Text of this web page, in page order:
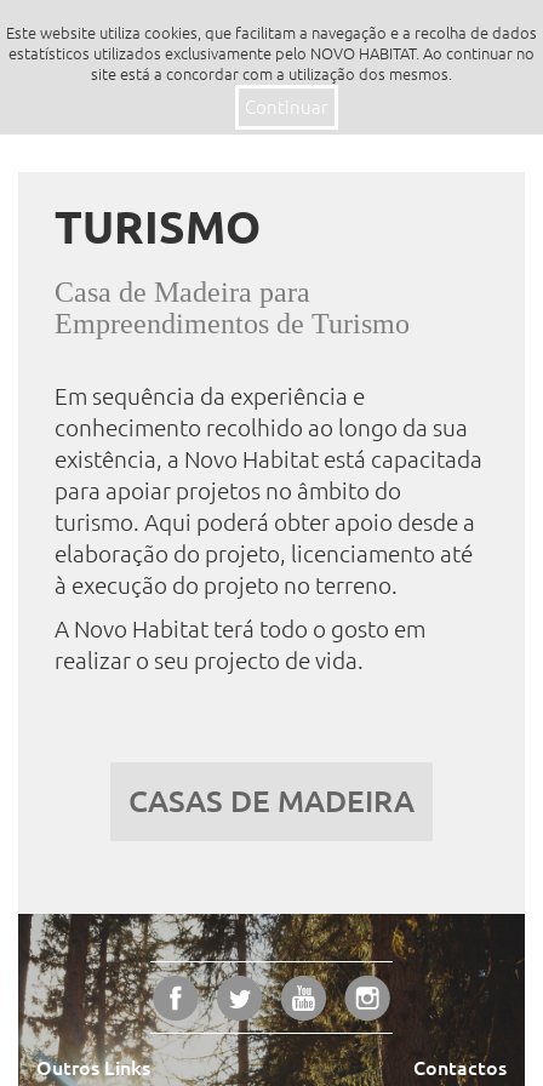
Toggle
navigation
TURISMO
Casa de Madeira para
Empreendimentos de Turismo
Em sequência da experiência e
conhecimento recolhido ao longo da sua
existência, a Novo Habitat está capacitada
para apoiar projetos no âmbito do
turismo. Aqui poderá obter apoio desde a
elaboração do projeto, licenciamento até
à execução do projeto no terreno.
A Novo Habitat terá todo o gosto em
realizar o seu projecto de vida.
CASAS DE MADEIRA
Outros Links Contactos
Este website utiliza cookies, que facilitam a navegação e a recolha de dados
estatísticos utilizados exclusivamente pelo NOVO HABITAT. Ao continuar no
site está a concordar com a utilização dos mesmos.
Continuar